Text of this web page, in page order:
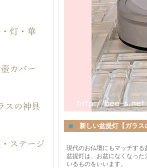
■ 新しい盆提灯【ガラス
現代のお仏壇にもマッチする
盆提灯は、お盆になくなっ
いるものをいいます。